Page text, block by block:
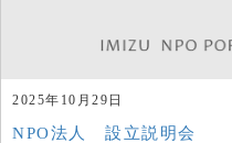
2025年10月29日
NPO法人 設立説明会